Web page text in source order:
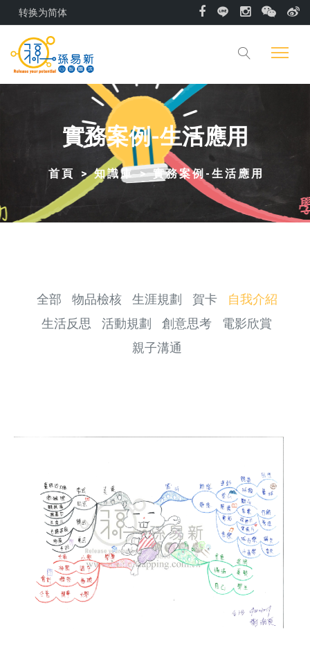
转换为简体
實務案例-生活應用
首頁 知識庫 實務案例-生活應用
全部 物品檢核 生涯規劃 賀卡
自我介紹
生活反思
活動規劃 創意思考
電影欣賞
親子溝通